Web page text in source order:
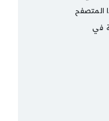
المتصفح
في